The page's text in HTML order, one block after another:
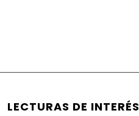
LECTURAS DE INTERÉS